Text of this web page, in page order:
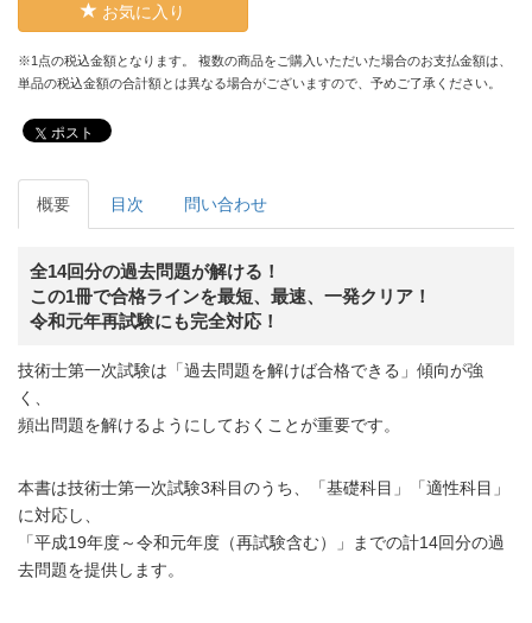
お気に入り
※1点の税込金額となります。 複数の商品をご購入いただいた場合のお支払金額は、
単品の税込金額の合計額とは異なる場合がございますので、予めご了承ください。
ポスト
概要 目次 問い合わせ
全14回分の過去問題が解ける！
この1冊で合格ラインを最短、最速、一発クリア！
令和元年再試験にも完全対応！
技術士第一次試験は「過去問題を解けば合格できる」傾向が強
く、
頻出問題を解けるようにしておくことが重要です。
本書は技術士第一次試験3科目のうち、「基礎科目」「適性科目」
に対応し、
「平成19年度～令和元年度（再試験含む）」までの計14回分の過
去問題を提供します。